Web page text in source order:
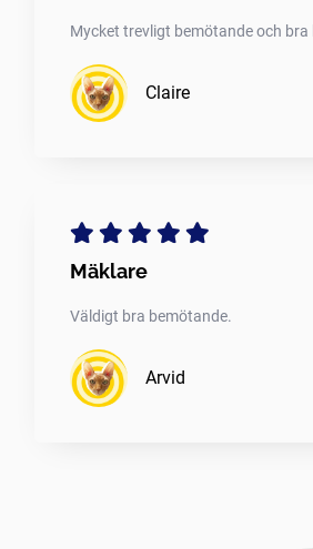
Mycket trevligt bemötande och bra
Claire
Mäklare
Väldigt bra bemötande.
Arvid